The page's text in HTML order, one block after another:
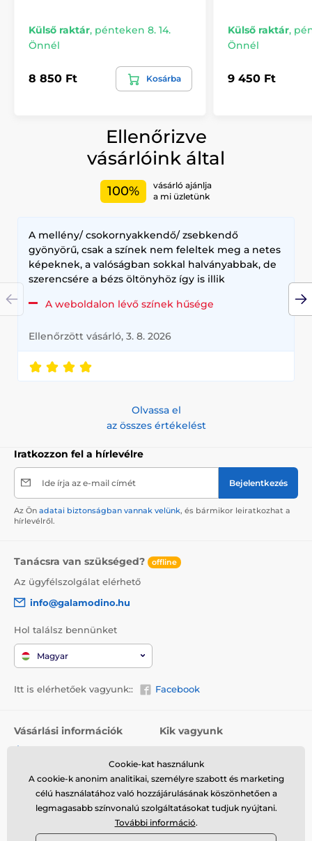
Külső raktár, pénteken 8. 14.
Önnél
8 850 Ft Kosárba
Külső raktár,
Önnél
9 450 Ft
Ellenőrizve
vásárlóink által
100%
vásárló ajánlja
a mi üzletünk
A mellény/ csokornyakkendő/ zsebkendő
gyönyörű, csak a színek nem feleltek meg a netes
képeknek, a valóságban sokkal halványabbak, de
szerencsére a bézs öltönyhöz így is illik
A weboldalon lévő színek hűsége
Ellenőrzött vásárló, 3. 8. 2026
Olvassa el
az összes értékelést
Iratkozzon fel a hírlevélre
Ide írja az e-mail címét Bejelentkezés
Az Ön adatai biztonságban vannak velünk, és bármikor leiratkozhat a
hírlevélről.
Tanácsra van szükséged? offline
Az ügyfélszolgálat elérhető
info@galamodino.hu
Hol találsz bennünket
Magyar
Itt is elérhetőek vagyunk:: Facebook
Vásárlási információk
Szállítás
Visszaküldés és reklamáció
Kik vagyunk
Elérhetőségek
Együttműködés a
Galamodinóval
Cookie-kat használunk
A cookie-k anonim analitikai, személyre szabott és marketing
célú használatához való hozzájárulásának köszönhetően a
legmagasabb színvonalú szolgáltatásokat tudjuk nyújtani.
További információ.